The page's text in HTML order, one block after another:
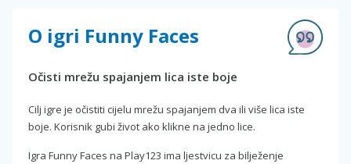
O igri Funny Faces
Očisti mrežu spajanjem lica iste boje
Cilj igre je očistiti cijelu mrežu spajanjem dva ili više lica iste
boje. Korisnik gubi život ako klikne na jedno lice.
Igra Funny Faces na Play123 ima ljestvicu za bilježenje